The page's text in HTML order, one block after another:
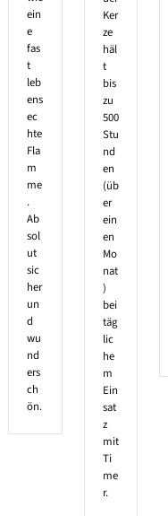
ein
e
fas
t
leb
ens
ec
hte
Fla
m
me
.
Ab
sol
ut
sic
her
un
d
wu
nd
ers
ch
ön.
Ker
ze
häl
t
bis
zu
500
Stu
nd
en
(üb
er
ein
en
Mo
nat
)
bei
täg
lic
he
m
Ein
sat
z
mit
Ti
me
r.